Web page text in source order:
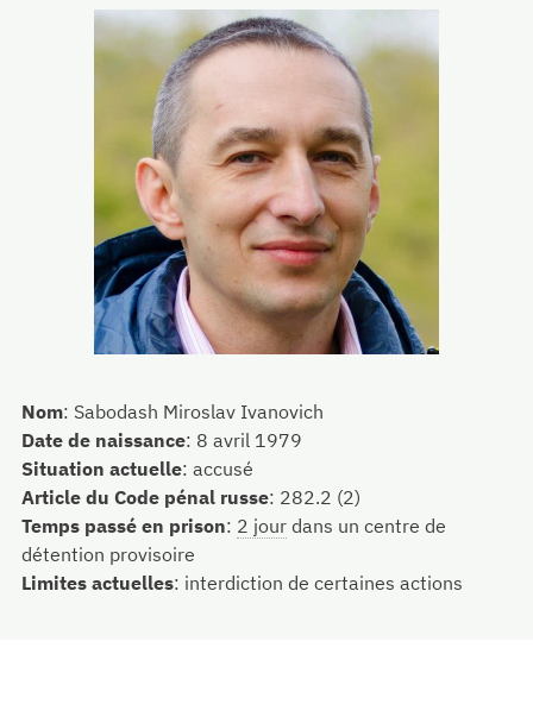
Nom: Sabodash Miroslav Ivanovich
Date de naissance: 8 avril 1979
Situation actuelle: accusé
Article du Code pénal russe: 282.2 (2)
Temps passé en prison: 2 jour dans un centre de
détention provisoire
Limites actuelles: interdiction de certaines actions